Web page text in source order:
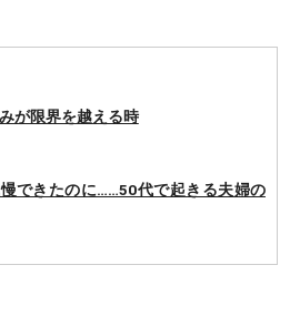
が限界を越える時
慢できたのに……50代で起きる夫婦の